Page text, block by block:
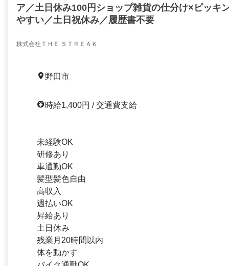
ア／土日休み100円ショップ雑貨の仕分け×ピッキ
やすい／土日祝休み／履歴書不要
株式会社ＴＨＥ ＳＴＲＥＡＫ
野田市
時給1,400円 / 交通費支給
未経験OK
研修あり
車通勤OK
髪型髪色自由
高収入
週払いOK
昇給あり
土日休み
残業月20時間以内
体を動かす